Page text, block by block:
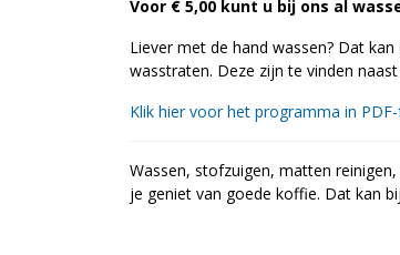
Voor € 5,00 kunt u bij ons al
Liever met de hand wassen? Dat
wasstraten. Deze zijn te vinden
Klik hier voor het programma in
Wassen, stofzuigen, matten
je geniet van goede koffie. Dat kan